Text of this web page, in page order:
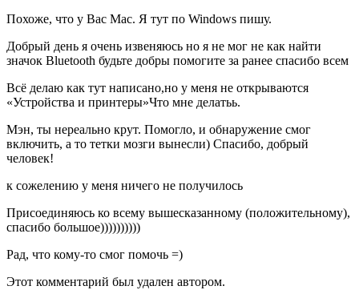
Похоже, что у Вас Mac. Я тут по Windows пишу.
Добрый день я очень извеняюсь но я не мог не как найти
значок Bluetooth будьте добры помогите за ранее спасибо всем
Всё делаю как тут написано,но у меня не открываются
«Устройства и принтеры»Что мне делатьь.
Мэн, ты нереально крут. Помогло, и обнаружение смог
включить, а то тетки мозги вынесли) Спасибо, добрый
человек!
к сожелению у меня ничего не получилось
Присоединяюсь ко всему вышесказанному (положительному),
спасибо большое))))))))))
Рад, что кому-то смог помочь =)
Этот комментарий был удален автором.